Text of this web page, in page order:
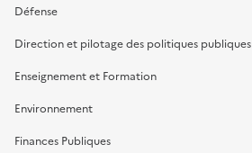
Défense
Direction et pilotage des politiques publiques
Enseignement et Formation
Environnement
Finances Publiques